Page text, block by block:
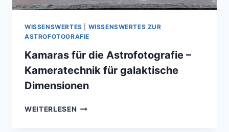
WISSENSWERTES
WISSENSWERTES ZUR
ASTROFOTOGRAFIE
Kamaras für die Astrofotografie –
Kameratechnik für galaktische
Dimensionen
WEITERLESEN KAMARAS